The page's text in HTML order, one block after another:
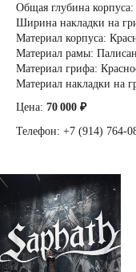
Общая глубинa
Ширина накладки на
Материал корпусa:
Материал рамы:
Материал грифа:
Материал накладки на
Цена: 70 000 ₽
Телефон: +7 (914) 764-